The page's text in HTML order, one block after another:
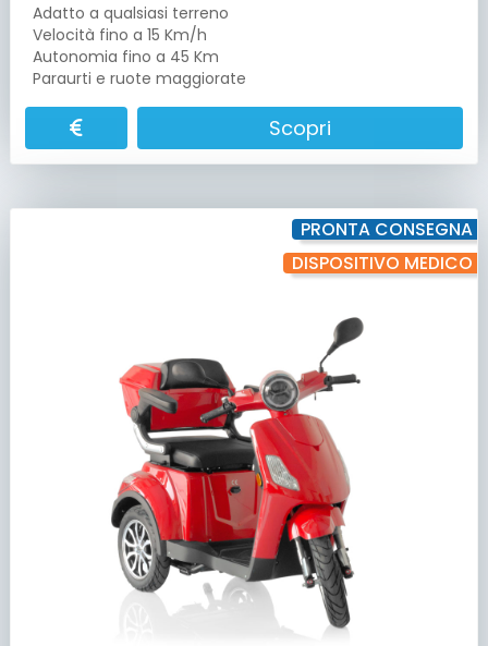
Adatto a qualsiasi terreno
Velocità fino a 15 Km/h
Autonomia fino a 45 Km
Paraurti e ruote maggiorate
Scopri
PRONTA CONSEGNA
DISPOSITIVO MEDICO